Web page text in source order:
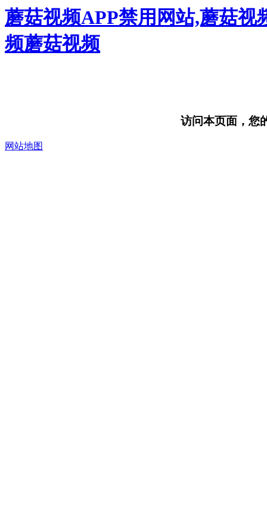
蘑菇视频APP禁用网站,蘑菇
频蘑菇视频
访问本页面，您
网站地图